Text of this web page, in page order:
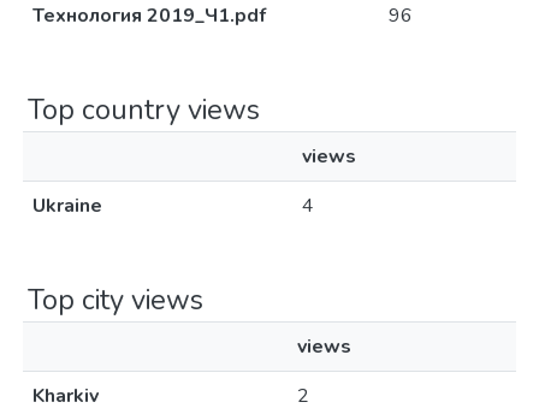
Технология 2019_Ч1.pdf
96
Top country views
views
Ukraine
4
Top city views
views
Kharkiv
2